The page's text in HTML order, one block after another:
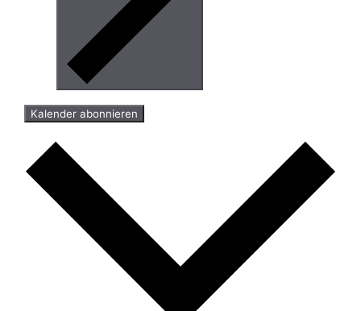
Kalender abonnieren